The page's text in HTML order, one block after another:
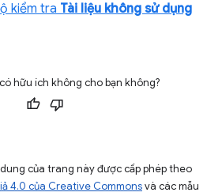
kiểm tra Tài liệu không sử dụng
hữu ích không cho bạn không?
của trang này được cấp phép theo
4.0 của Creative Commonsvà các mẫu